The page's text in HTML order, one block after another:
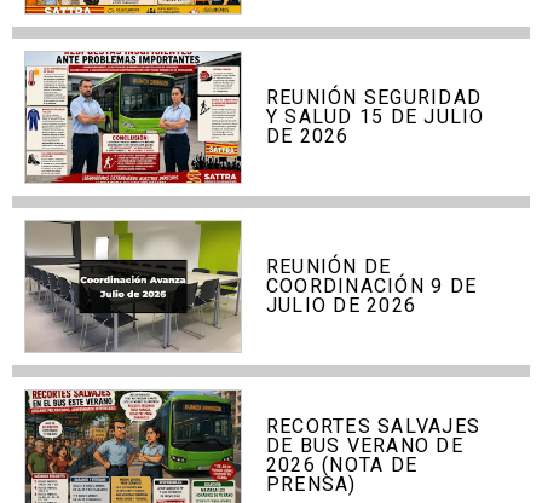
REUNIÓN SEGURIDAD
Y SALUD 15 DE JULIO
DE 2026
REUNIÓN DE
COORDINACIÓN 9 DE
JULIO DE 2026
RECORTES SALVAJES
DE BUS VERANO DE
2026 (NOTA DE
PRENSA)